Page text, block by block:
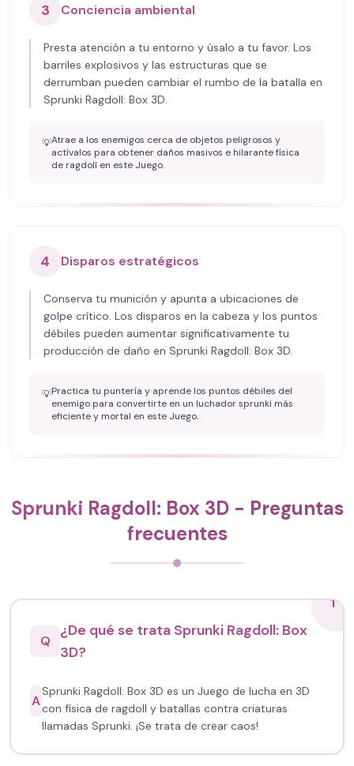
3 Conciencia ambiental
Presta atención a tu entorno y úsalo a tu favor. Los
barriles explosivos y las estructuras que se
derrumban pueden cambiar el rumbo de la batalla en
Sprunki Ragdoll: Box 3D.
💡Atrae a los enemigos cerca de objetos peligrosos y
actívalos para obtener daños masivos e hilarante física
de ragdoll en este Juego.
4 Disparos estratégicos
Conserva tu munición y apunta a ubicaciones de
golpe crítico. Los disparos en la cabeza y los puntos
débiles pueden aumentar significativamente tu
producción de daño en Sprunki Ragdoll: Box 3D.
💡Practica tu puntería y aprende los puntos débiles del
enemigo para convertirte en un luchador sprunki más
eficiente y mortal en este Juego.
Sprunki Ragdoll: Box 3D - Preguntas
frecuentes
1
Q
¿De qué se trata Sprunki Ragdoll: Box
3D?
A
Sprunki Ragdoll: Box 3D es un Juego de lucha en 3D
con física de ragdoll y batallas contra criaturas
llamadas Sprunki. ¡Se trata de crear caos!